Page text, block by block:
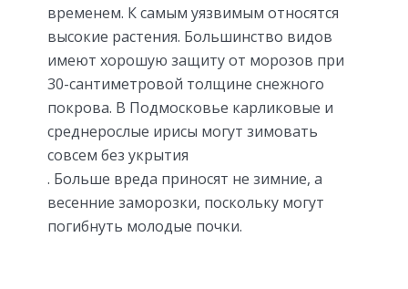
временем. К самым уязвимым относятся
высокие растения. Большинство видов
имеют хорошую защиту от морозов при
30-сантиметровой толщине снежного
покрова. В Подмосковье карликовые и
среднерослые ирисы могут зимовать
совсем без укрытия
. Больше вреда приносят не зимние, а
весенние заморозки, поскольку могут
погибнуть молодые почки.